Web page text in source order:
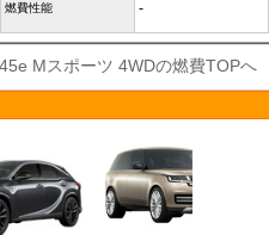
燃費性能 -
Mスポーツ 4WDの燃費TOPへ